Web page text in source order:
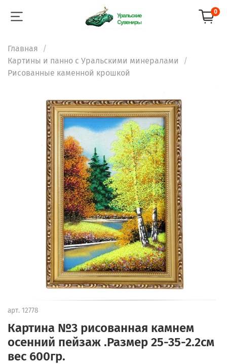
0
Главная
Картины и панно с Уральскими минералами
Рисованные каменной крошкой
арт. 12778
Картина №3 рисованная камнем
осенний пейзаж .Размер 25-35-2.2см
вес 600гр.